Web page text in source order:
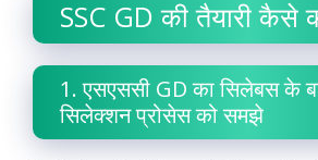
SSC GD की तैयारी कैसे
1. एसएससी GD का सिलेबस के
सिलेक्शन प्रोसेस को समझे